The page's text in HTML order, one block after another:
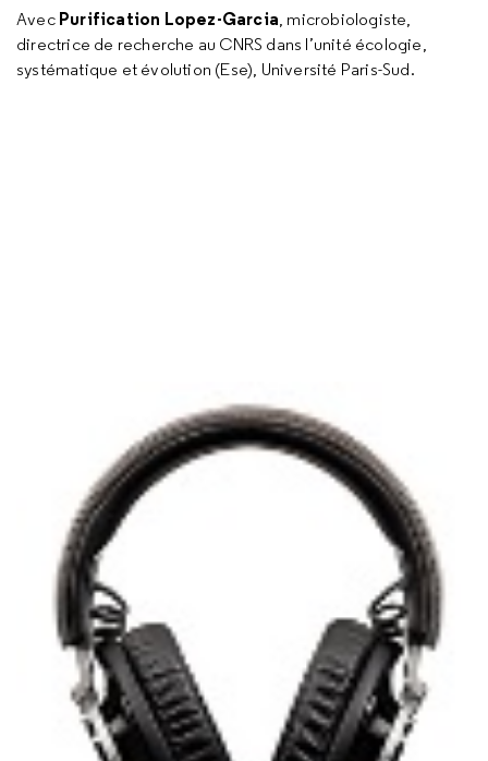
Avec Purification Lopez-Garcia, microbiologiste,
directrice de recherche au CNRS dans l’unité écologie,
systématique et évolution (Ese), Université Paris-Sud.